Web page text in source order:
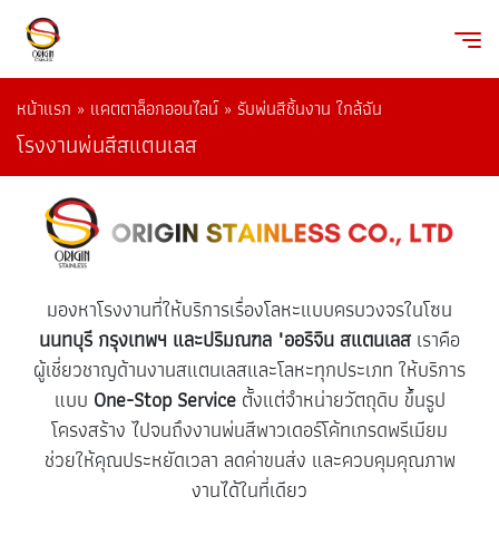
หน้าแรก » แคตตาล็อกออนไลน์» รับพ่นสีชิ้นงาน ใกล้ฉัน
โรงงานพ่นสีสแตนเลส
มองหาโรงงานที่ให้บริการเรื่องโลหะแบบครบวงจรในโซน
นนทบุรี กรุงเทพฯ และปริมณฑล "ออริจิน สแตนเลสเราคือ
ผู้เชี่ยวชาญด้านงานสแตนเลสและโลหะทุกประเภท ให้บริการ
แบบ One-Stop Serviceตั้งแต่จำหน่ายวัตถุดิบ ขึ้นรูป
โครงสร้าง ไปจนถึงงานพ่นสีพาวเดอร์โค้ทเกรดพรีเมียม
ช่วยให้คุณประหยัดเวลา ลดค่าขนส่ง และควบคุมคุณภาพ
งานได้ในที่เดียว